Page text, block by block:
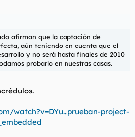
afirman que la captación de
aún teniendo en cuenta que el
y no será hasta finales de 2010
probarlo en nuestras casas.
watch?v=DYu...prueban-project-